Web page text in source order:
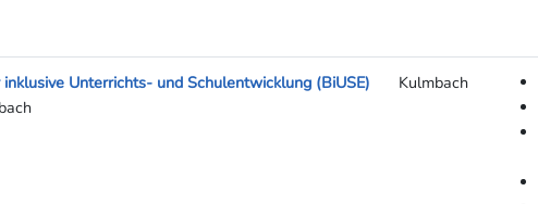
Unterrichts- und Schulentwicklung (BiUSE)
Kulmbach